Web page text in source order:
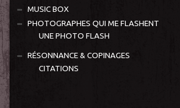
MUSIC BOX
PHOTOGRAPHES QUI ME FLASHENT
UNE PHOTO FLASH
RÉSONNANCE & COPINAGES
CITATIONS